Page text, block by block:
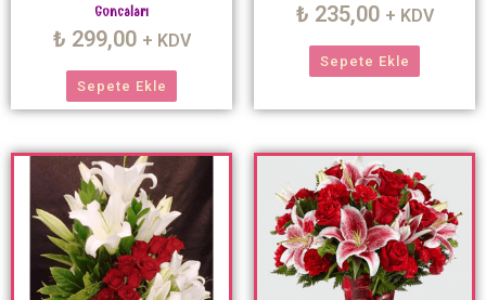
Goncaları
₺ 299,00 + KDV
Sepete Ekle
₺ 235,00 + KDV
Sepete Ekle